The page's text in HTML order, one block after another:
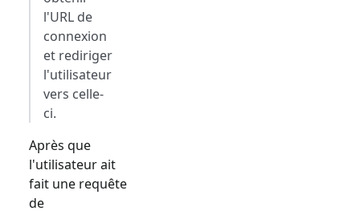
l'URL de
connexion
et rediriger
l'utilisateur
vers celle-
ci.
Après que
l'utilisateur ait
fait une requête
de